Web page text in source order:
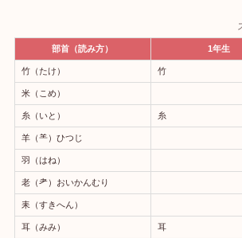
部首（読み方） 1年生
竹（たけ） 竹
米（こめ）
糸（いと） 糸
羊（⺷）ひつじ
羽（はね）
老（耂）おいかんむり
耒（すきへん）
耳（みみ） 耳